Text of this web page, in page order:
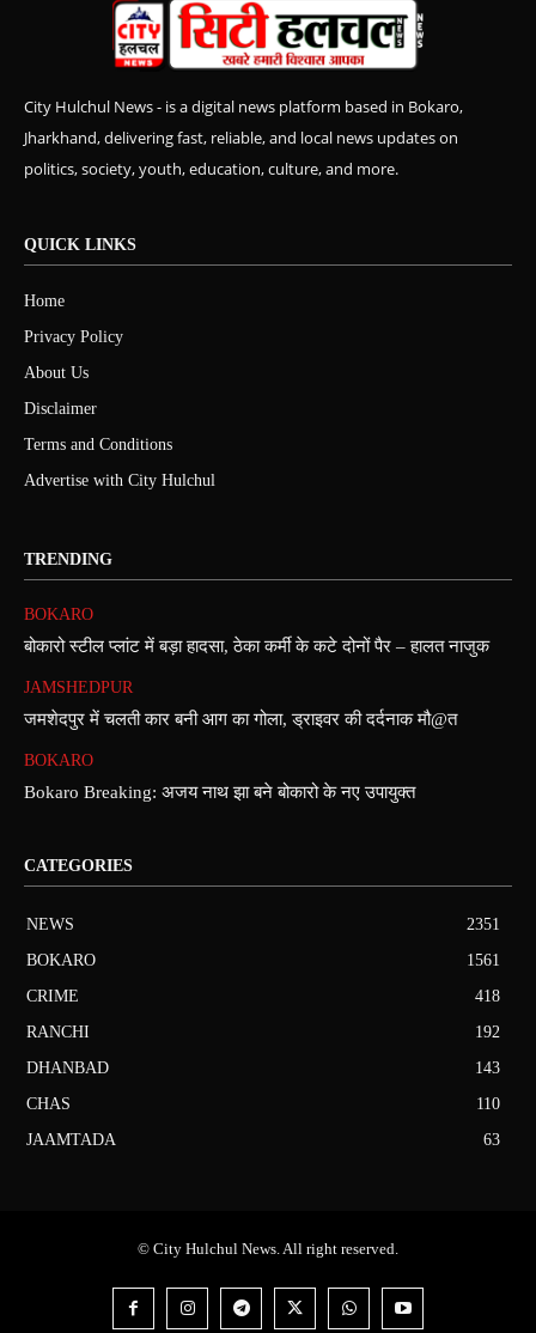
City Hulchul News - is a digital news platform based in Bokaro,
Jharkhand, delivering fast, reliable, and local news updates on
politics, society, youth, education, culture, and more.
QUICK LINKS
Home
Privacy Policy
About Us
Disclaimer
Terms and Conditions
Advertise with City Hulchul
TRENDING
BOKARO
बोकारो स्टील प्लांट में बड़ा हादसा, ठेका कर्मी के कटे दोनों पैर – हालत नाजुक
JAMSHEDPUR
जमशेदपुर में चलती कार बनी आग का गोला, ड्राइवर की दर्दनाक मौ@त
BOKARO
Bokaro Breaking: अजय नाथ झा बने बोकारो के नए उपायुक्त
CATEGORIES
NEWS
2351
BOKARO
1561
CRIME
418
RANCHI
192
DHANBAD
143
CHAS
110
JAAMTADA
63
© City Hulchul News. All right reserved.